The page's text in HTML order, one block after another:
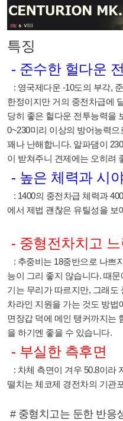
특징
- 준수한 헐다운
: 영국제다운 -10도의 부각,
한정이지만 거의 중전차급에
당히 좋은 헐다운 전투능력을
0~230미리 이상의 방어능력
꽤나 난해합니다. 알파댐이
이 받쳐주니 견제에는 오히려
- 높은 체력과 시
: 1400의 중전차급 체력과
에서 제법 괜찮은 유틸성을 보
- 중형전차치고
: 추중비는 18중반으로 나쁘
능이 그리 좋지 않습니다. 때
기는 무리가 따르지만, 그래도
차라인 지원을 가는 것도 방법
면장갑 덕에 메인 탱커까지는
을 하기엔 좋을 수 있습니다.
- 부실한 측후면
: 차체 측면이 겨우 50.8이라
떨치는 체코제 경전차의 기관
# 중형치고는 둔한 반응